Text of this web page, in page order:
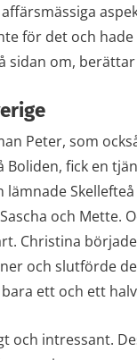
för det och
sidan om,
Peter, som
fick en
och Mette.
Christina
och slutförde
ett och ett
och intressant.